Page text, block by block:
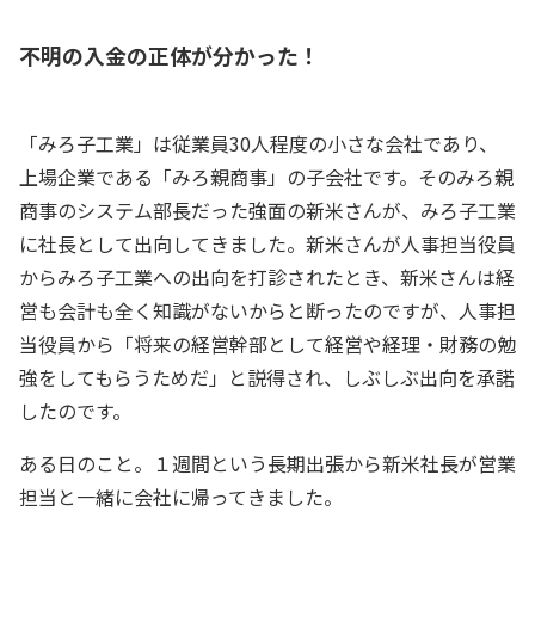
不明の入金の正体が分かった！
「みろ子工業」は従業員30人程度の小さな会社であり、
上場企業である「みろ親商事」の子会社です。そのみろ親
商事のシステム部長だった強面の新米さんが、みろ子工業
に社長として出向してきました。新米さんが人事担当役員
からみろ子工業への出向を打診されたとき、新米さんは経
営も会計も全く知識がないからと断ったのですが、人事担
当役員から「将来の経営幹部として経営や経理・財務の勉
強をしてもらうためだ」と説得され、しぶしぶ出向を承諾
したのです。
ある日のこと。１週間という長期出張から新米社長が営業
担当と一緒に会社に帰ってきました。